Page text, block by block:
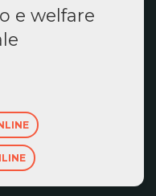
e welfare